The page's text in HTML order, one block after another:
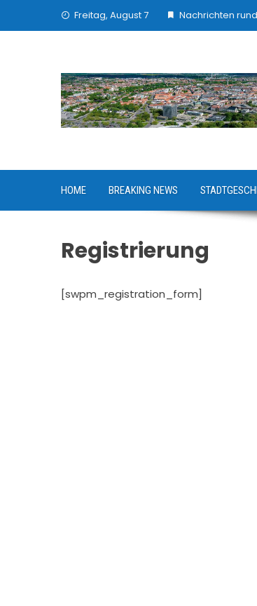
Freitag, August 7 Nachrichten
HOME BREAKING NEWS
Registrierung
[swpm_registration_form]